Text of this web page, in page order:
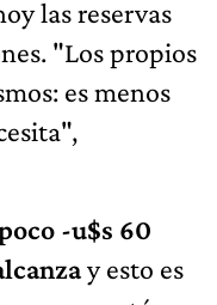
las reservas
"Los propios
es menos
-u$s 60
y esto es